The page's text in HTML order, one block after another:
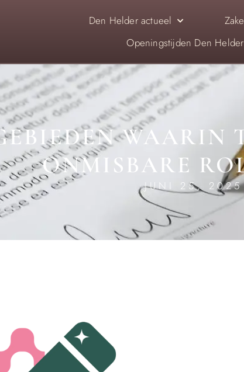
Den Helder actueel
Openingstijden Den Helder
WAARIN
ONMISBARE
JUNI 25, 2025